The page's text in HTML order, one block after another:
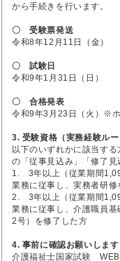
から手続きを行います。
〇 受験票発送
令和8年12月11日（金）
〇 試験日
令和9年1月31日（日）
〇 合格発表
令和9年3月23日（火）※
3. 受験資格（実務経験ルー
以下のいずれかに該当す
の「従事見込み」「修了見
1. 3年以上（従業期間
業務に従事し、実務者研修
2. 3年以上（従業期間
業務に従事し、介護職員
2号）を修了した方
4. 事前に確認お願いします
介護福祉士国家試験 WEB